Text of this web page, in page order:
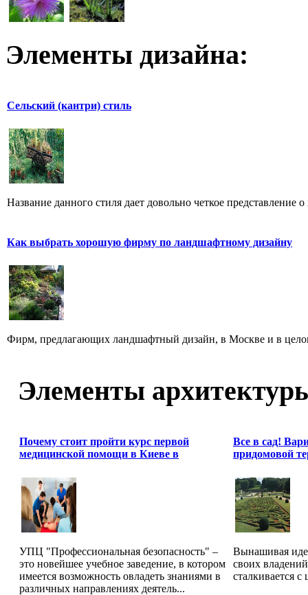
Элементы дизайна:
Сельский (кантри) стиль
Название данного стиля дает довольно четкое представление
Как выбрать хорошую фирму по ландшафтному дизайну
Фирм, предлагающих ландшафтный дизайн, в Москве и в
Элементы
Почему стоит пройти курс первой
медицинской помощи в Киеве в
УПЦ "Профессиональная безопасность" –
это новейшее учебное заведение, в котором
имеется возможность овладеть знаниями в
различных направлениях деятель...
Все в сад!
придомовой
Вынашивая
своих
сталкивается